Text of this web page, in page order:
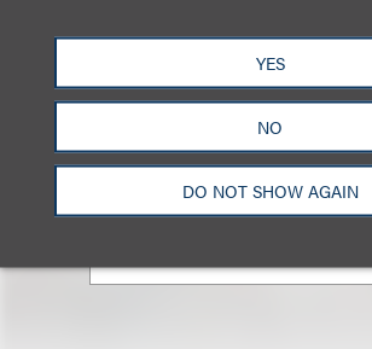
YES
NO
DO NOT SHOW AGAIN
Arthur T. Yuan
+1.312.464.3152